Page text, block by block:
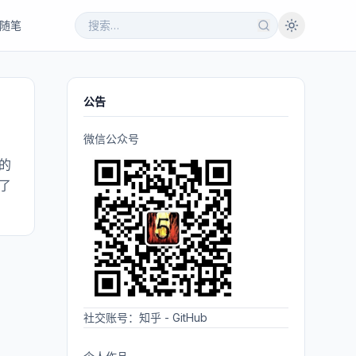
随笔
公告
微信公众号
社交账号： 知乎 - GitHub